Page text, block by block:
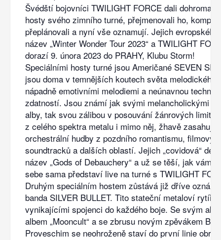
Švédští bojovníci TWILIGHT FORCE dali
hosty svého zimního turné, přejmenovali ho,
přeplánovali a nyní vše oznamují. Jejich
název „Winter Wonder Tour 2023“ a TWILIGHT
dorazí 9. února 2023 do PRAHY, Klubu Storm!
Speciálními hosty turné jsou Američané SEVEN
jsou doma v temnějších koutech světa melodického
nápadně emotivními melodiemi a neúnavnou
zdatností. Jsou známí jak svými melancholickými
alby, tak svou zálibou v posouvání žánrových
z celého spektra metalu i mimo něj, žhavě zasahují
orchestrální hudby z pozdního romantismu,
soundtracků a dalších oblastí. Jejich „covidová“
název „Gods of Debauchery“ a už se těší, jak vám
sebe sama představí live na turné s TWILIGHT
Druhým speciálním hostem zůstává již dříve
banda SILVER BULLET. Tito stateční metaloví rytíři
vynikajícími spojenci do každého boje. Se svým
albem „Mooncult“ a se zbrusu novým zpěvákem
Proveschim se neohroženě staví do první linie